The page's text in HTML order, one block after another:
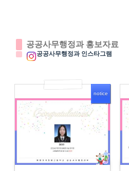
공공사무행정과 홍보자료
공공사무행정과 인스타그램
notice
3949